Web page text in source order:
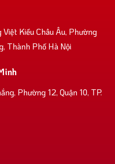
Việt Kiều Châu Âu, Phường
Thành Phố Hà Nội
Phường 12, Quận 10, TP.